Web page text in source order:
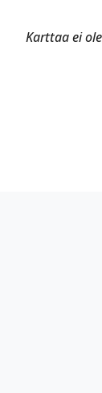
Karttaa ei